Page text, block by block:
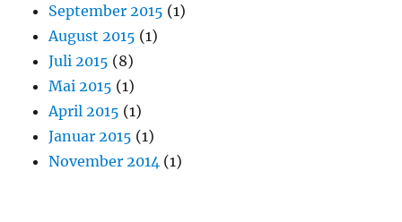
September 2015 (1)
August 2015 (1)
Juli 2015 (8)
Mai 2015 (1)
April 2015 (1)
Januar 2015 (1)
November 2014 (1)